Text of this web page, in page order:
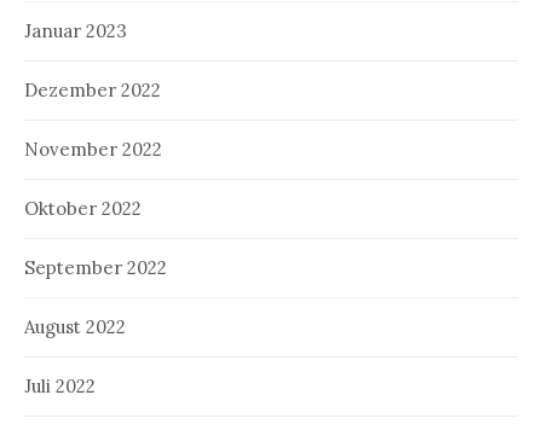
Januar 2023
Dezember 2022
November 2022
Oktober 2022
September 2022
August 2022
Juli 2022